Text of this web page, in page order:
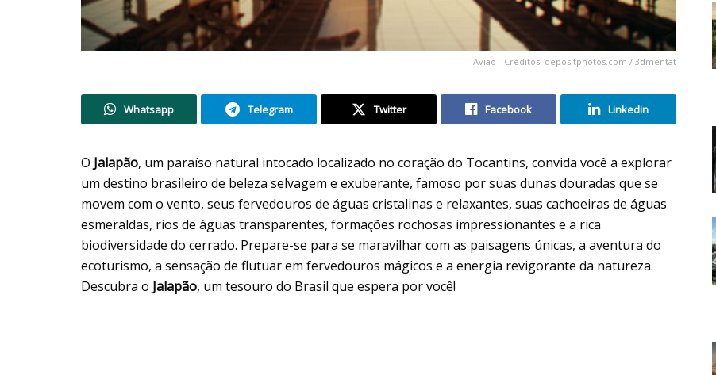
Avião - Créditos: depositphotos.com / 3dmentat
Whatsapp Telegram Twitter Facebook Linkedin
O Jalapão, um paraíso natural intocado localizado no coração do Tocantins, convida você a explorar
um destino brasileiro de beleza selvagem e exuberante, famoso por suas dunas douradas que se
movem com o vento, seus fervedouros de águas cristalinas e relaxantes, suas cachoeiras de águas
esmeraldas, rios de águas transparentes, formações rochosas impressionantes e a rica
biodiversidade do cerrado. Prepare-se para se maravilhar com as paisagens únicas, a aventura do
ecoturismo, a sensação de flutuar em fervedouros mágicos e a energia revigorante da natureza.
Descubra o Jalapão, um tesouro do Brasil que espera por você!